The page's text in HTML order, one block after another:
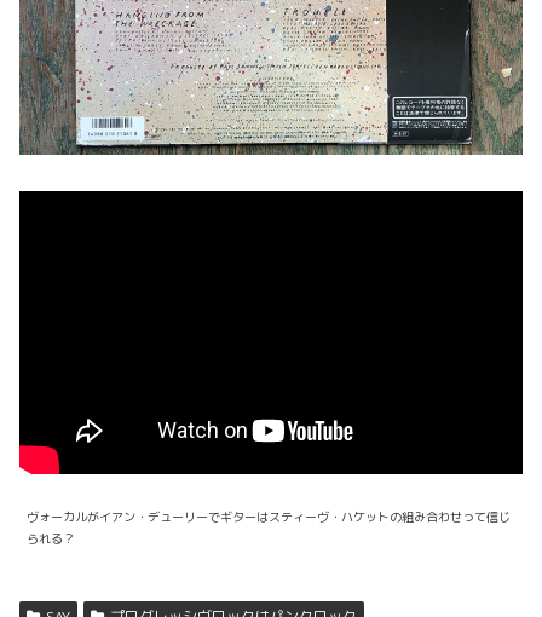
ヴォーカルがイアン・デューリーでギターはスティーヴ・ハケットの組み合わせって信じ
られる？